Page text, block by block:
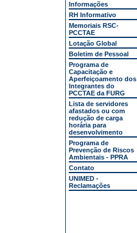
Informações
RH Informativo
Memoriais RSC-
PCCTAE
Lotação Global
Boletim de Pessoal
Programa de
Capacitação e
Aperfeiçoamento dos
Integrantes do
PCCTAE da FURG
Lista de servidores
afastados ou com
redução de carga
horária para
desenvolvimento
Programa de
Prevenção de Riscos
Ambientais - PPRA
Contato
UNIMED -
Reclamações